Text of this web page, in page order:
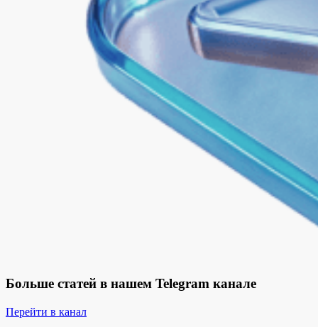
Больше статей в нашем Telegram канале
Перейти в канал